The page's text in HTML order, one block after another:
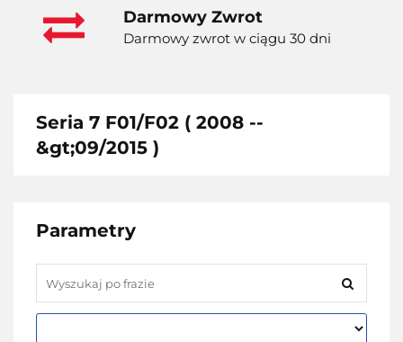
Darmowy Zwrot
Darmowy zwrot w ciągu 30 dni
Seria 7 F01/F02 ( 2008 --
&gt;09/2015 )
Parametry